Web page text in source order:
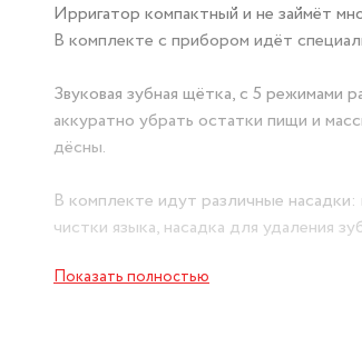
Ирригатор компактный и не займёт
В комплекте с прибором идёт
Звуковая зубная щётка, с 5
аккуратно убрать остатки пищи и
дёсны.
В комплекте идут различные
чистки языка, насадка для удаления
Для комфортного и бережного ухода
Показать полностью